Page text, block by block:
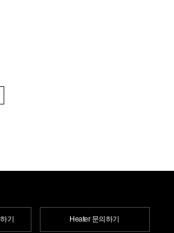
기 Heater 문의하기